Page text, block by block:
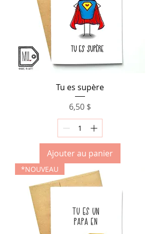
Tu es supère
Prix
6,50 $
Ajouter au panier
*NOUVEAU